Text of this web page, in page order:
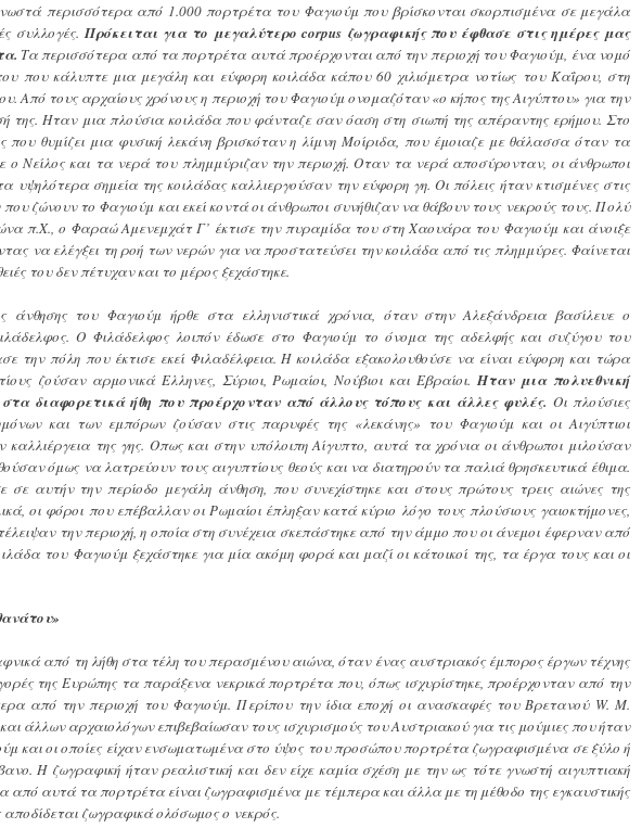
περισσότερα από 1.000 πορτρέτα του Φαγιούμ που βρίσκονται σκορπισμένα σε μεγάλα
συλλογές. Πρόκειται για το μεγαλύτερο corpus ζωγραφικής που έφθασε στις ημέρες μας
Τα περισσότερα από τα πορτρέτα αυτά προέρχονται από την περιοχή του Φαγιούμ, ένα νομό
που κάλυπτε μια μεγάλη και εύφορη κοιλάδα κάπου 60 χιλιόμετρα νοτίως του Καΐρου, στη
Από τους αρχαίους χρόνους η περιοχή του Φαγιούμ ονομαζόταν «ο κήπος της Αιγύπτου» για την
της. Ηταν μια πλούσια κοιλάδα που φάνταζε σαν όαση στη σιωπή της απέραντης ερήμου. Στο
που θυμίζει μια φυσική λεκάνη βρισκόταν η λίμνη Μοίριδα, που έμοιαζε με θάλασσα όταν τα
ο Νείλος και τα νερά του πλημμύριζαν την περιοχή. Οταν τα νερά αποσύρονταν, οι άνθρωποι
υψηλότερα σημεία της κοιλάδας καλλιεργούσαν την εύφορη γη. Οι πόλεις ήταν κτισμένες στις
ζώνουν το Φαγιούμ και εκεί κοντά οι άνθρωποι συνήθιζαν να θάβουν τους νεκρούς τους. Πολύ
π.Χ., ο Φαραώ Αμενεμχάτ Γ’ έκτισε την πυραμίδα του στη Χαουάρα του Φαγιούμ και άνοιξε
να ελέγξει τη ροή των νερών για να προστατεύσει την κοιλάδα από τις πλημμύρες. Φαίνεται
του δεν πέτυχαν και το μέρος ξεχάστηκε.
άνθησης του Φαγιούμ ήρθε στα ελληνιστικά χρόνια, όταν στην Αλεξάνδρεια βασίλευε ο
Ο Φιλάδελφος λοιπόν έδωσε στο Φαγιούμ το όνομα της αδελφής και συζύγου του
την πόλη που έκτισε εκεί Φιλαδέλφεια. Η κοιλάδα εξακολουθούσε να είναι εύφορη και τώρα
ζούσαν αρμονικά Ελληνες, Σύριοι, Ρωμαίοι, Νούβιοι και Εβραίοι.Ηταν μια πολυεθνική
στα διαφορετικά ήθη που προέρχονταν από άλλους τόπους και άλλες φυλές. Οι πλούσιες
και των εμπόρων ζούσαν στις παρυφές της «λεκάνης» του Φαγιούμ και οι Αιγύπτιοι
καλλιέργεια της γης. Οπως και στην υπόλοιπη Αίγυπτο, αυτά τα χρόνια οι άνθρωποι μιλούσαν
όμως να λατρεύουν τους αιγυπτίους θεούς και να διατηρούν τα παλιά θρησκευτικά έθιμα.
σε αυτήν την περίοδο μεγάλη άνθηση, που συνεχίστηκε και στους πρώτους τρεις αιώνες της
οι φόροι που επέβαλλαν οι Ρωμαίοι έπληξαν κατά κύριο λόγο τους πλούσιους γαιοκτήμονες,
την περιοχή, η οποία στη συνέχεια σκεπάστηκε από την άμμο που οι άνεμοι έφερναν από
του Φαγιούμ ξεχάστηκε για μία ακόμη φορά και μαζί οι κάτοικοί της, τα έργα τους και οι
από τη λήθη στα τέλη του περασμένου αιώνα, όταν ένας αυστριακός έμπορος έργων τέχνης
της Ευρώπης τα παράξενα νεκρικά πορτρέτα που, όπως ισχυρίστηκε, προέρχονταν από την
από την περιοχή του Φαγιούμ. Περίπου την ίδια εποχή οι ανασκαφές του Βρετανού W. Μ.
άλλων αρχαιολόγων επιβεβαίωσαν τους ισχυρισμούς του Αυστριακού για τις μούμιες που ήταν
και οι οποίες είχαν ενσωματωμένα στο ύψος του προσώπου πορτρέτα ζωγραφισμένα σε ξύλο ή
Η ζωγραφική ήταν ρεαλιστική και δεν είχε καμία σχέση με την ως τότε γνωστή αιγυπτιακή
από αυτά τα πορτρέτα είναι ζωγραφισμένα με τέμπερα και άλλα με τη μέθοδο της εγκαυστικής
αποδίδεται ζωγραφικά ολόσωμος ο νεκρός.